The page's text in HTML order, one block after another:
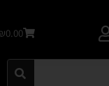
₪0.00